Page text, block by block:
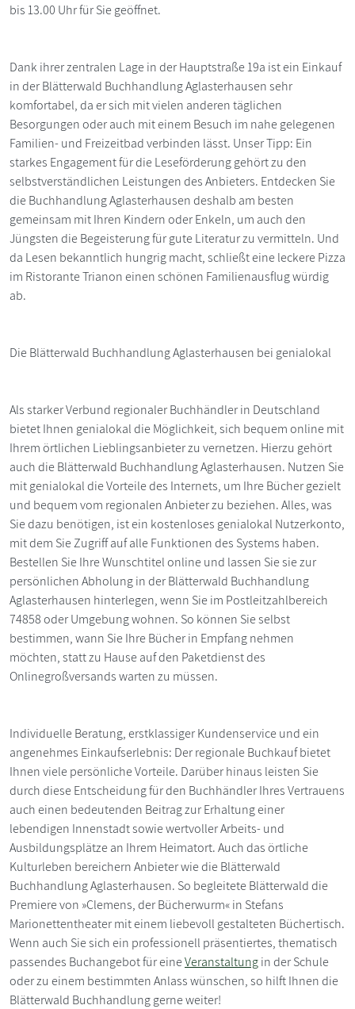
bis 13.00 Uhr für Sie geöffnet.
Dank ihrer zentralen Lage in der Hauptstraße 19a ist ein Einkauf
in der Blätterwald Buchhandlung Aglasterhausen sehr
komfortabel, da er sich mit vielen anderen täglichen
Besorgungen oder auch mit einem Besuch im nahe gelegenen
Familien- und Freizeitbad verbinden lässt. Unser Tipp: Ein
starkes Engagement für die Leseförderung gehört zu den
selbstverständlichen Leistungen des Anbieters. Entdecken Sie
die Buchhandlung Aglasterhausen deshalb am besten
gemeinsam mit Ihren Kindern oder Enkeln, um auch den
Jüngsten die Begeisterung für gute Literatur zu vermitteln. Und
da Lesen bekanntlich hungrig macht, schließt eine leckere Pizza
im Ristorante Trianon einen schönen Familienausflug würdig
ab.
Die Blätterwald Buchhandlung Aglasterhausen bei genialokal
Als starker Verbund regionaler Buchhändler in Deutschland
bietet Ihnen genialokal die Möglichkeit, sich bequem online mit
Ihrem örtlichen Lieblingsanbieter zu vernetzen. Hierzu gehört
auch die Blätterwald Buchhandlung Aglasterhausen. Nutzen Sie
mit genialokal die Vorteile des Internets, um Ihre Bücher gezielt
und bequem vom regionalen Anbieter zu beziehen. Alles, was
Sie dazu benötigen, ist ein kostenloses genialokal Nutzerkonto,
mit dem Sie Zugriff auf alle Funktionen des Systems haben.
Bestellen Sie Ihre Wunschtitel online und lassen Sie sie zur
persönlichen Abholung in der Blätterwald Buchhandlung
Aglasterhausen hinterlegen, wenn Sie im Postleitzahlbereich
74858 oder Umgebung wohnen. So können Sie selbst
bestimmen, wann Sie Ihre Bücher in Empfang nehmen
möchten, statt zu Hause auf den Paketdienst des
Onlinegroßversands warten zu müssen.
Individuelle Beratung, erstklassiger Kundenservice und ein
angenehmes Einkaufserlebnis: Der regionale Buchkauf bietet
Ihnen viele persönliche Vorteile. Darüber hinaus leisten Sie
durch diese Entscheidung für den Buchhändler Ihres Vertrauens
auch einen bedeutenden Beitrag zur Erhaltung einer
lebendigen Innenstadt sowie wertvoller Arbeits- und
Ausbildungsplätze an Ihrem Heimatort. Auch das örtliche
Kulturleben bereichern Anbieter wie die Blätterwald
Buchhandlung Aglasterhausen. So begleitete Blätterwald die
Premiere von »Clemens, der Bücherwurm« in Stefans
Marionettentheater mit einem liebevoll gestalteten Büchertisch.
Wenn auch Sie sich ein professionell präsentiertes, thematisch
passendes Buchangebot für eineVeranstaltungin der Schule
oder zu einem bestimmten Anlass wünschen, so hilft Ihnen die
Blätterwald Buchhandlung gerne weiter!